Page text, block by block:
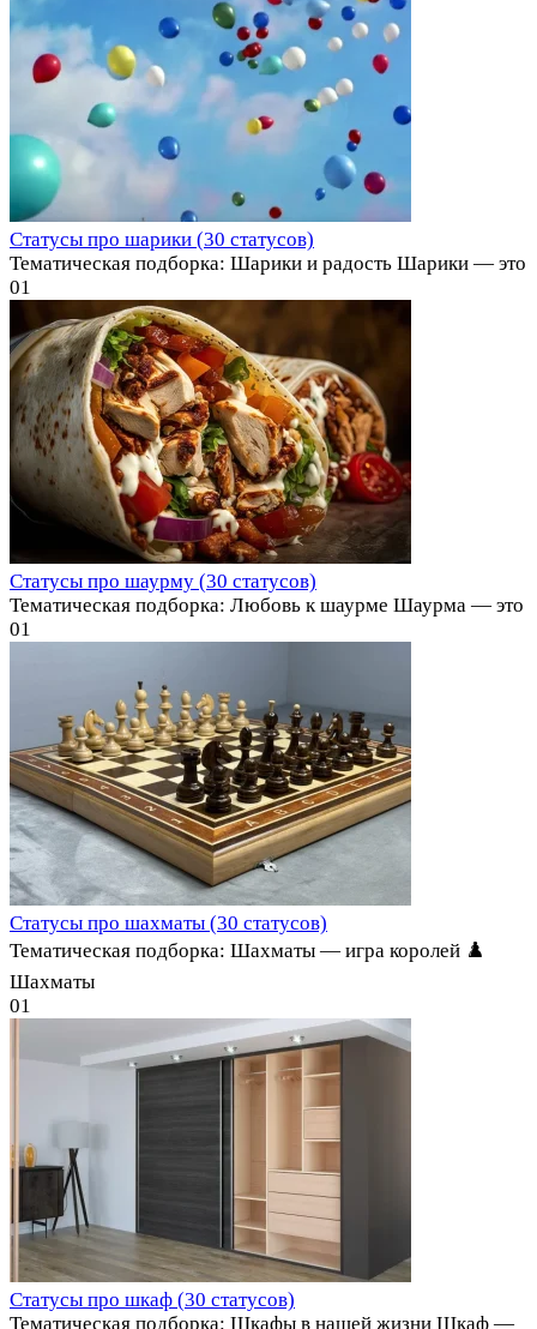
Статусы про шарики (30 статусов)
Тематическая подборка: Шарики и радость Шарики — это
01
Статусы про шаурму (30 статусов)
Тематическая подборка: Любовь к шаурме Шаурма — это
01
Статусы про шахматы (30 статусов)
Тематическая подборка: Шахматы — игра королей ♟️
Шахматы
01
Статусы про шкаф (30 статусов)
Тематическая подборка: Шкафы в нашей жизни Шкаф —